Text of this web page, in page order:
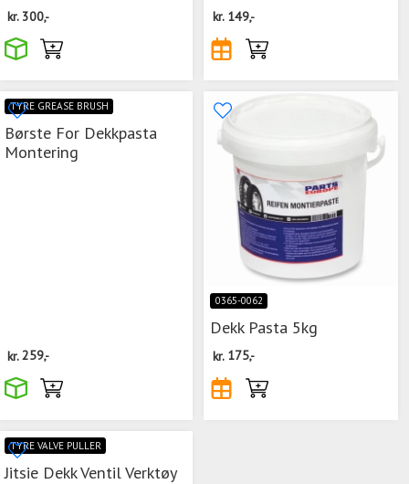
kr. 300,- kr. 149,-
TYRE GREASE BRUSH
Børste For Dekkpasta
Montering
kr.259,-
0365-0062
Dekk Pasta 5kg
kr. 175,-
TYRE VALVE PULLER
Jitsie Dekk Ventil Verktøy